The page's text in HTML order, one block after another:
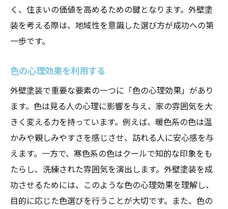
色選びのプロセスを知る
持続可能な色選びの提案
色の選択における注意点
外壁塗装で驚くほどの変化を！色選びで差をつ
ける
印象に残る色の選び方
カラーコントラストで魅力を引き出す
大胆な色選びのメリットとデメリット
隠れた美しさを引き出す色
個性的な外観を創る色選び
く、住まいの価値を高めるための鍵となります。外壁塗
装を考える際は、地域性を意識した選び方が成功への第
一歩です。
色の心理効果を利用する
外壁塗装で重要な要素の一つに「色の心理効果」があり
ます。色は見る人の心理に影響を与え、家の雰囲気を大
きく変える力を持っています。例えば、暖色系の色は温
かみや親しみやすさを感じさせ、訪れる人に安心感を与
えます。一方で、寒色系の色はクールで知的な印象をも
たらし、洗練された雰囲気を演出します。外壁塗装を成
功させるためには、このような色の心理効果を理解し、
目的に応じた色選びを行うことが大切です。また、色の